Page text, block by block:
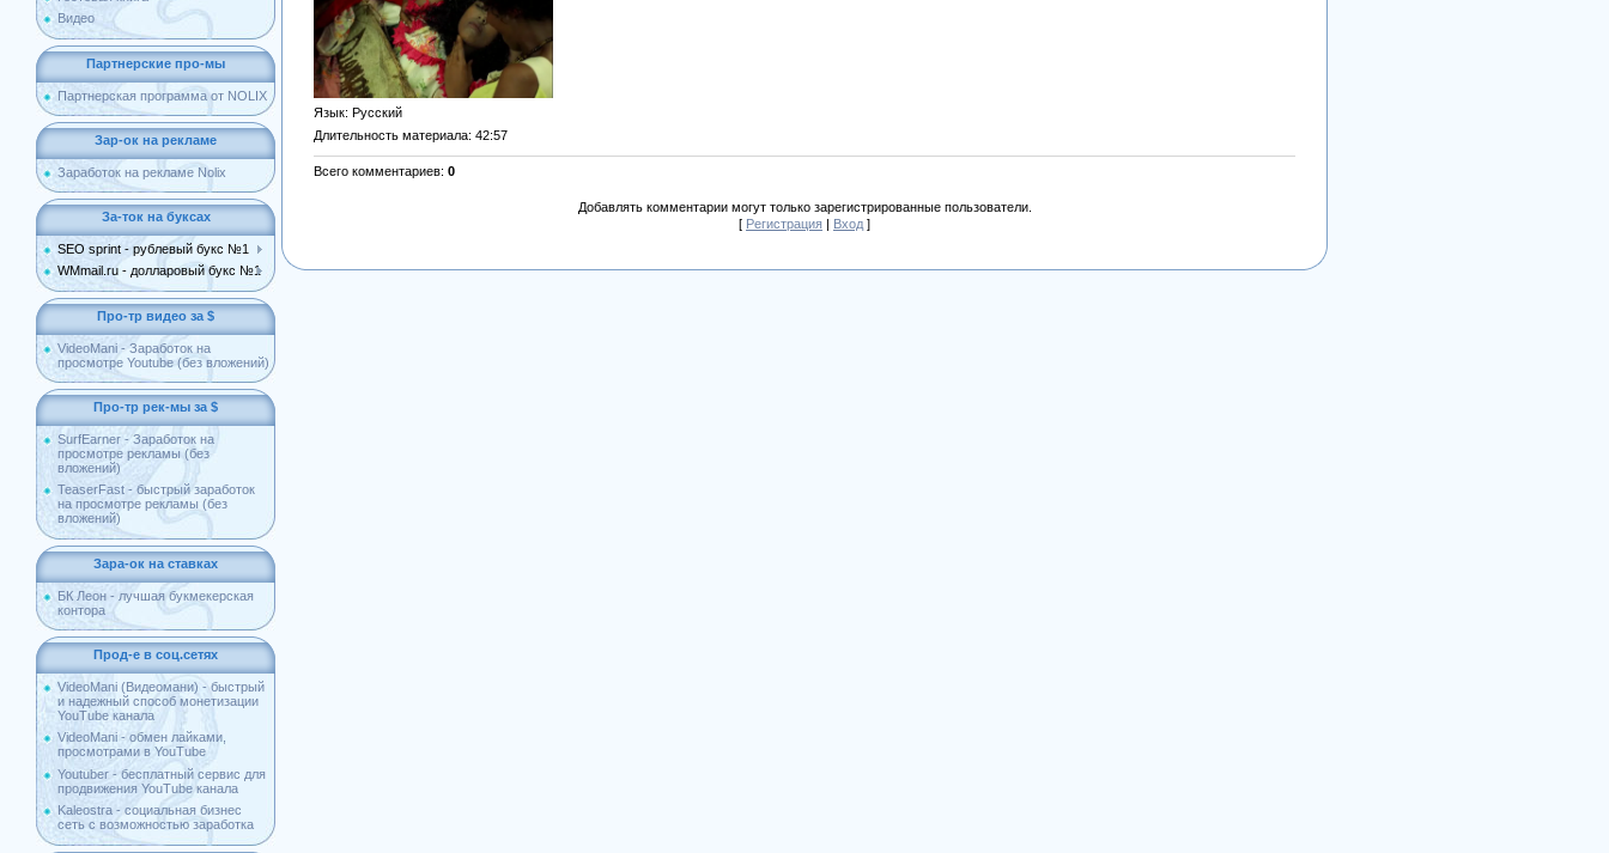
Видео
Партнерские про-мы
Партнерская программа от NOLIX
Зар-ок на рекламе
Заработок на рекламе Nolix
За-ток на буксах
SEO sprint - рублевый букс №1
WMmail.ru - долларовый букс №1
Про-тр видео за $
VideoMani - Заработок на
просмотре Youtube (без вложений)
Про-тр рек-мы за $
SurfEarner - Заработок на
просмотре рекламы (без
вложений)
TeaserFast - быстрый заработок
на просмотре рекламы (без
вложений)
Зара-ок на ставках
БК Леон - лучшая букмекерская
контора
Прод-е в соц.сетях
VideoMani (Видеомани) - быстрый
и надежный способ монетизации
YouTube канала
VideoMani - обмен лайками,
просмотрами в YouTube
Youtuber - бесплатный сервис для
продвижения YouTube канала
Kaleostra - социальная бизнес
сеть с возможностью заработка
Язык: Русский
Длительность материала: 42:57
Всего комментариев: 0
Добавлять комментарии могут только зарегистрированные пользователи.
[ Регистрация | Вход ]